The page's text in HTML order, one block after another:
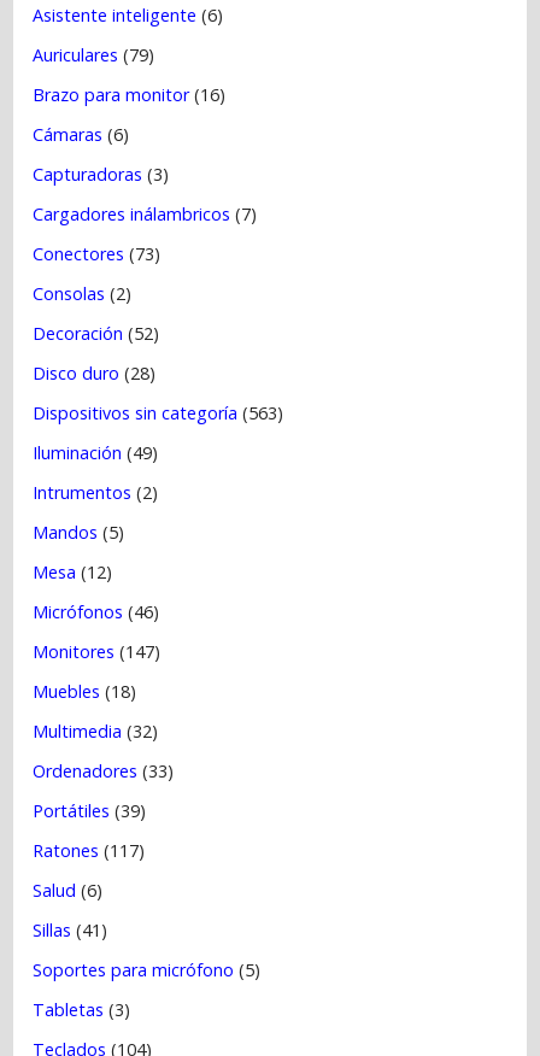
Asistente inteligente (6)
Auriculares (79)
Brazo para monitor(16)
Cámaras (6)
Capturadoras (3)
Cargadores inálambricos (7)
Conectores (73)
Consolas (2)
Decoración (52)
Disco duro (28)
Dispositivos sin categoría (563)
Iluminación (49)
Intrumentos (2)
Mandos (5)
Mesa (12)
Micrófonos (46)
Monitores (147)
Muebles (18)
Multimedia (32)
Ordenadores (33)
Portátiles (39)
Ratones (117)
Salud (6)
Sillas (41)
Soportes para micrófono (5)
Tabletas (3)
Teclados (104)